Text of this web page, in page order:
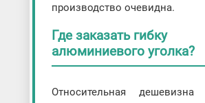
производство очевидна.
Где заказать гибку
алюминиевого уголка?
Относительная дешевизна